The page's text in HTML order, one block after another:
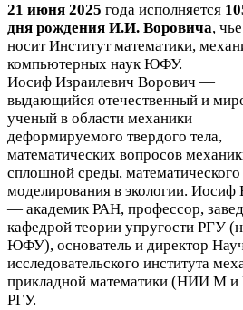
21 июня 2025 года исполняется
дня рождения И.И. Воровича,
носит Институт математики,
компьютерных наукЮФУ.
Иосиф Израилевич Ворович —
выдающийся отечественный и
ученый в области механики
деформируемого твердого тела,
математических вопросов
сплошной среды, математического
моделирования в экологии. Иосиф
— академикРАН, профессор,
кафедрой теории упругости РГУ
ЮФУ), основатель и директор
исследовательского института
прикладной математики (НИИ М и
РГУ.